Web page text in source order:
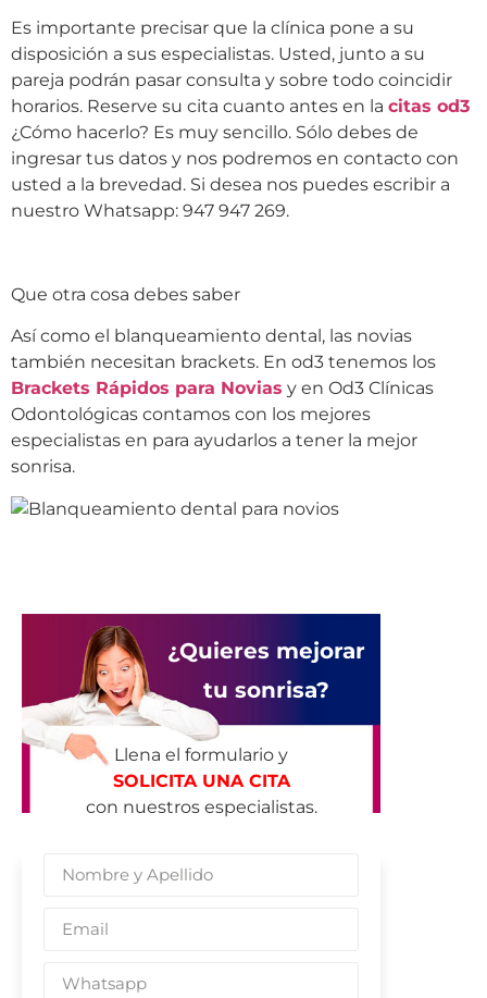
Es importante precisar que la clínica pone a su
disposición a sus especialistas. Usted, junto a su
pareja podrán pasar consulta y sobre todo coincidir
horarios. Reserve su cita cuanto antes en la citas od3
¿Cómo hacerlo? Es muy sencillo. Sólo debes de
ingresar tus datos y nos podremos en contacto con
usted a la brevedad. Si desea nos puedes escribir a
nuestro Whatsapp: 947 947 269.
Que otra cosa debes saber
Así como el blanqueamiento dental, las novias
también necesitan brackets. En od3 tenemos los
Brackets Rápidos para Novias y en Od3 Clínicas
Odontológicas contamos con los mejores
especialistas en para ayudarlos a tener la mejor
sonrisa.
¿Quieres mejorar
tu sonrisa?
Llena el formulario y
SOLICITA UNA CITA
con nuestros especialistas.